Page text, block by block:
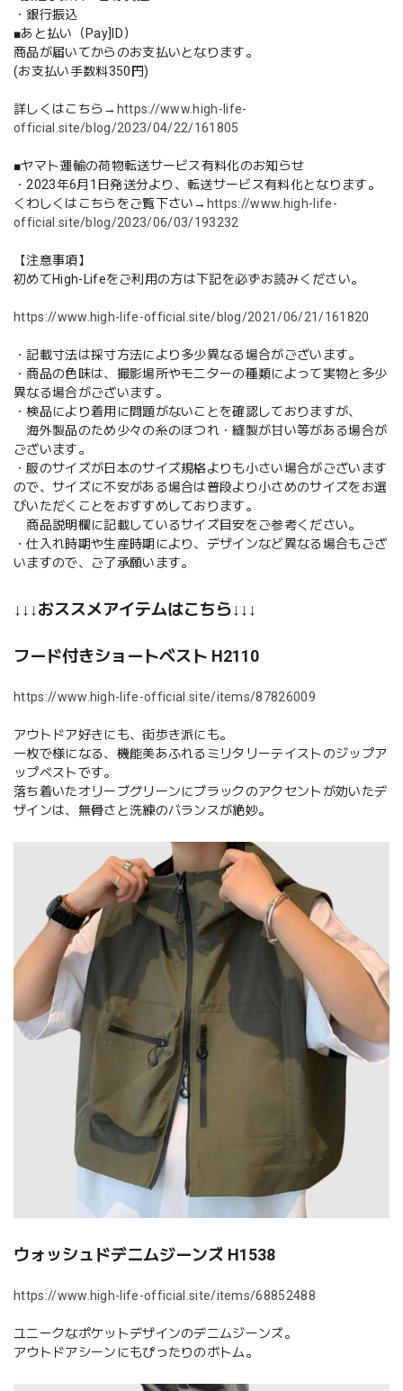
・銀行振込
■あと払い（Pay]ID）
商品が届いてからのお支払いとなります。
(お支払い手数料350円)
詳しくはこちら→ https://www.high-life-
official.site/blog/2023/04/22/161805
■ヤマト運輸の荷物転送サービス有料化のお知らせ
・2023年6月1日発送分より、転送サービス有料化となります。
くわしくはこちらをご覧下さい→ https://www.high-life-
official.site/blog/2023/06/03/193232
【注意事項】
初めてHigh-Lifeをご利用の方は下記を必ずお読みください。
https://www.high-life-official.site/blog/2021/06/21/161820
・記載寸法は採寸方法により多少異なる場合がございます。
・商品の色味は、撮影場所やモニターの種類によって実物と多少
異なる場合がございます。
・検品により着用に問題がないことを確認しておりますが、
海外製品のため少々の糸のほつれ・縫製が甘い等がある場合が
ございます。
・服のサイズが日本のサイズ規格よりも小さい場合がございます
ので、サイズに不安がある場合は普段より小さめのサイズをお選
びいただくことをおすすめしております。
商品説明欄に記載しているサイズ目安をご参考ください。
・仕入れ時期や生産時期により、デザインなど異なる場合もござ
いますので、ご了承願います。
↓↓↓おススメアイテムはこちら↓↓↓
フード付きショートベスト H2110
https://www.high-life-official.site/items/87826009
アウトドア好きにも、街歩き派にも。
一枚で様になる、機能美あふれるミリタリーテイストのジップア
ップベストです。
落ち着いたオリーブグリーンにブラックのアクセントが効いたデ
ザインは、無骨さと洗練のバランスが絶妙。
ウォッシュドデニムジーンズ H1538
https://www.high-life-official.site/items/68852488
ユニークなポケットデザインのデニムジーンズ。
アウトドアシーンにもぴったりのボトム。